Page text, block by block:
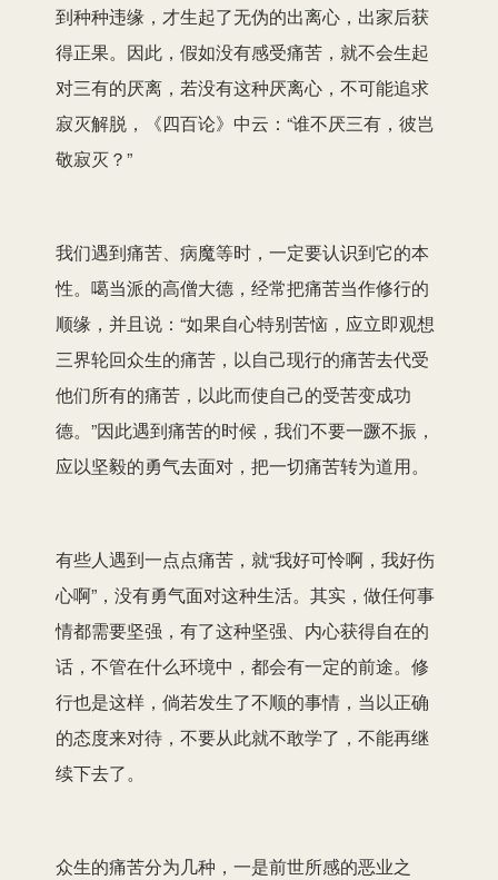
到种种违缘，才生起了无伪的出离心，出家后获
得正果。因此，假如没有感受痛苦，就不会生起
对三有的厌离，若没有这种厌离心，不可能追求
寂灭解脱，《四百论》中云：“谁不厌三有，彼岂
敬寂灭？”
我们遇到痛苦、病魔等时，一定要认识到它的本
性。噶当派的高僧大德，经常把痛苦当作修行的
顺缘，并且说：“如果自心特别苦恼，应立即观想
三界轮回众生的痛苦，以自己现行的痛苦去代受
他们所有的痛苦，以此而使自己的受苦变成功
德。”因此遇到痛苦的时候，我们不要一蹶不振，
应以坚毅的勇气去面对，把一切痛苦转为道用。
有些人遇到一点点痛苦，就“我好可怜啊，我好伤
心啊”，没有勇气面对这种生活。其实，做任何事
情都需要坚强，有了这种坚强、内心获得自在的
话，不管在什么环境中，都会有一定的前途。修
行也是这样，倘若发生了不顺的事情，当以正确
的态度来对待，不要从此就不敢学了，不能再继
续下去了。
众生的痛苦分为几种，一是前世所感的恶业之